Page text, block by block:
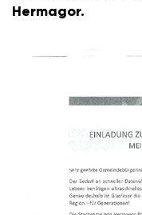
Hermagor.